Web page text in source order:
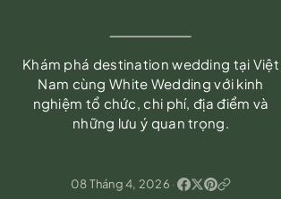
Khám phá destination wedding tại Việt
Nam cùng White Wedding với kinh
nghiệm tổ chức, chi phí, địa điểm và
những lưu ý quan trọng.
08 Tháng 4, 2026 ·